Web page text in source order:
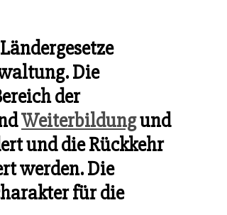
Die
der
Weiterbildungund
und die Rückkehr
werden. Die
für die